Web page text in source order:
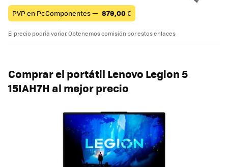
PVP en PcComponentes — 879,00€
El precio podría variar. Obtenemos comisión por estos enlaces
Comprar el portátil Lenovo Legion 5
15IAH7H al mejor precio